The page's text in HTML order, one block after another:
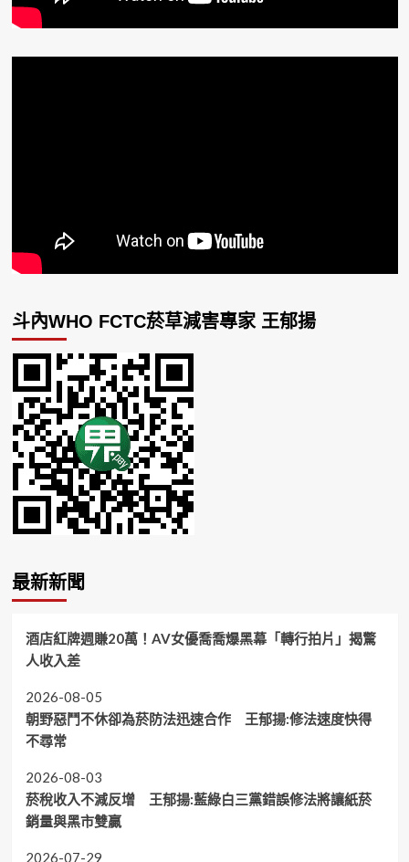
斗內WHO FCTC菸草減害專家 王郁揚
最新新聞
酒店紅牌週賺20萬！AV女優喬喬爆黑幕「轉行拍片」揭驚
人收入差
2026-08-05
朝野惡鬥不休卻為菸防法迅速合作 王郁揚:修法速度快得
不尋常
2026-08-03
菸稅收入不減反增 王郁揚:藍綠白三黨錯誤修法將讓紙菸
銷量與黑市雙贏
2026-07-29